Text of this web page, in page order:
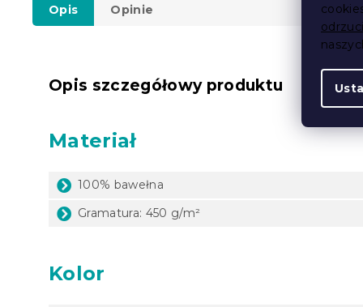
Opis Opinie
Opis szczegółowy produktu
Materiał
100% bawełna
Gramatura: 450 g/m²
Kolor